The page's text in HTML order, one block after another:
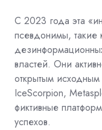
С 2023 года эта
псевдонимы, такие
властей. Они
открытым
IceScorpion,
фиктивные
успехов.